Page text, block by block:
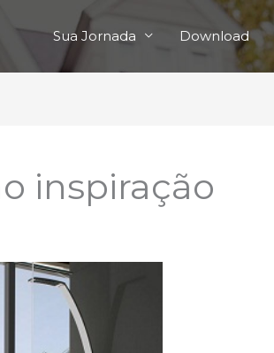
Sua Jornada Download
inspiração